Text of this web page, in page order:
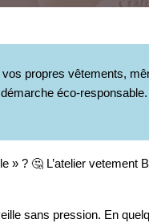
propres vêtements,
éco-
? 🤔 L’atelier vetement
sans pression. En